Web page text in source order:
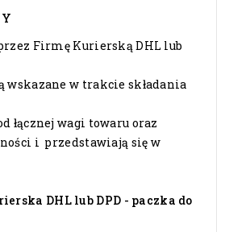
Firmę Kurierską DHL lub
wskazane w trakcie składania
łącznej wagi towaru oraz
i przedstawiają się w
DHL lub DPD - paczka do